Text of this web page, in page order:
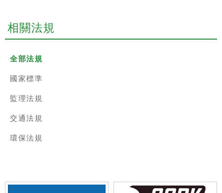
相關法規
全部法規
國家標準
監理法規
交通法規
環保法規